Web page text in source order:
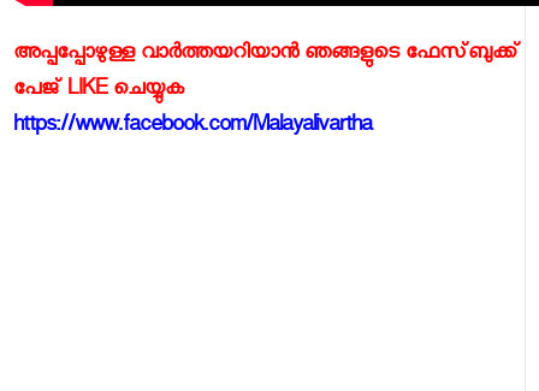
അപ്പപ്പോഴുള്ള വാര്‍ത്തയറിയാന്‍ ഞങ്ങളുടെ ഫേസ്‌ബുക്ക്‌
പേജ് LIKE ചെയ്യുക
https://www.facebook.com/Malayalivartha